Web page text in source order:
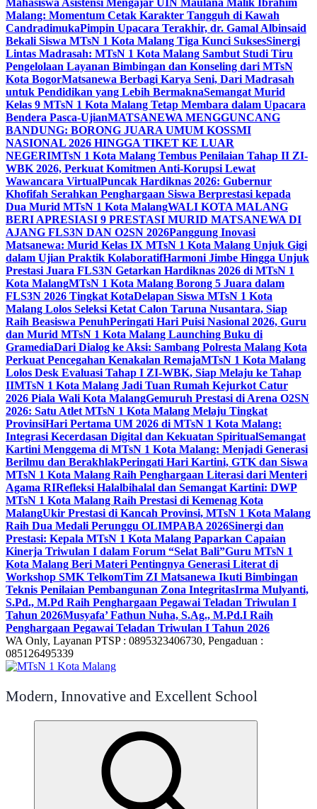
Mahasiswa Asistensi Mengajar UIN Maulana Malik Ibrahim
Malang: Momentum Cetak Karakter Tangguh di Kawah
CandradimukaPimpin Upacara Terakhir, dr. Gamal Albinsaid
Bekali Siswa MTsN 1 Kota Malang Tiga Kunci SuksesSinergi
Lintas Madrasah: MTsN 1 Kota Malang Sambut Studi Tiru
Pengelolaan Layanan Bimbingan dan Konseling dari MTsN
Kota BogorMatsanewa Berbagi Karya Seni, Dari Madrasah
untuk Pendidikan yang Lebih BermaknaSemangat Murid
Kelas 9 MTsN 1 Kota Malang Tetap Membara dalam Upacara
Bendera Pasca-UjianMATSANEWA MENGGUNCANG
BANDUNG: BORONG JUARA UMUM KOSSMI
NASIONAL 2026 HINGGA TIKET KE LUAR
NEGERIMTsN 1 Kota Malang Tembus Penilaian Tahap II ZI-
WBK 2026, Perkuat Komitmen Anti-Korupsi Lewat
Wawancara VirtualPuncak Hardiknas 2026: Gubernur
Khofifah Serahkan Penghargaan Siswa Berprestasi kepada
Dua Murid MTsN 1 Kota MalangWALI KOTA MALANG
BERI APRESIASI 9 PRESTASI MURID MATSANEWA DI
AJANG FLS3N DAN O2SN 2026Panggung Inovasi
Matsanewa: Murid Kelas IX MTsN 1 Kota Malang Unjuk Gigi
dalam Ujian Praktik KolaboratifHarmoni Jimbe Hingga Unjuk
Prestasi Juara FLS3N Getarkan Hardiknas 2026 di MTsN 1
Kota MalangMTsN 1 Kota Malang Borong 5 Juara dalam
FLS3N 2026 Tingkat KotaDelapan Siswa MTsN 1 Kota
Malang Lolos Seleksi Ketat Calon Taruna Nusantara, Siap
Raih Beasiswa PenuhPeringati Hari Puisi Nasional 2026, Guru
dan Murid MTsN 1 Kota Malang Launching Buku di
GramediaDari Dialog ke Aksi: Sambang Polresta Malang Kota
Perkuat Pencegahan Kenakalan RemajaMTsN 1 Kota Malang
Lolos Desk Evaluasi Tahap I ZI-WBK, Siap Melaju ke Tahap
IIMTsN 1 Kota Malang Jadi Tuan Rumah Kejurkot Catur
2026 Piala Wali Kota MalangGemuruh Prestasi di Arena O2SN
2026: Satu Atlet MTsN 1 Kota Malang Melaju Tingkat
ProvinsiHari Pertama UM 2026 di MTsN 1 Kota Malang:
Integrasi Kecerdasan Digital dan Kekuatan SpiritualSemangat
Kartini Menggema di MTsN 1 Kota Malang: Menjadi Generasi
Berilmu dan BerakhlakPeringati Hari Kartini, GTK dan Siswa
MTsN 1 Kota Malang Raih Penghargaan Literasi dari Menteri
Agama RIRefleksi Halalbihalal dan Semangat Kartini: DWP
MTsN 1 Kota Malang Raih Prestasi di Kemenag Kota
MalangUkir Prestasi di Kancah Provinsi, MTsN 1 Kota Malang
Raih Dua Medali Perunggu OLIMPABA 2026Sinergi dan
Prestasi: Kepala MTsN 1 Kota Malang Paparkan Capaian
Kinerja Triwulan I dalam Forum “Selat Bali”Guru MTsN 1
Kota Malang Beri Materi Pentingnya Generasi Literat di
Workshop SMK TelkomTim ZI Matsanewa Ikuti Bimbingan
Teknis Penilaian Pembangunan Zona IntegritasIrma Mulyanti,
S.Pd., M.Pd Raih Penghargaan Pegawai Teladan Triwulan I
Tahun 2026Musyafa’ Fathun Nuha, S.Ag., M.Pd.I Raih
Penghargaan Pegawai Teladan Triwulan I Tahun 2026
WA Only, Layanan PTSP : 0895323406730, Pengaduan :
085126495339
Modern, Innovative and Excellent School